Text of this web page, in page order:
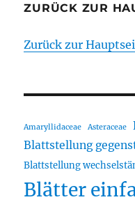
ZURÜCK ZUR
Zurück zur
Amaryllidaceae Asteraceae
Blattstellung
Blattstellung
Blätter